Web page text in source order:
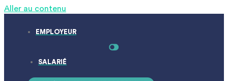
Aller au contenu
EMPLOYEUR
SALARIÉ